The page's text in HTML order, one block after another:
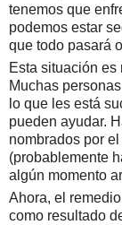
tenemos que
podemos estar
que todo pasará
Esta situación es
Muchas
lo que les está
pueden ayudar.
nombrados por
(probablemente
algún momento
Ahora, el
como resultado